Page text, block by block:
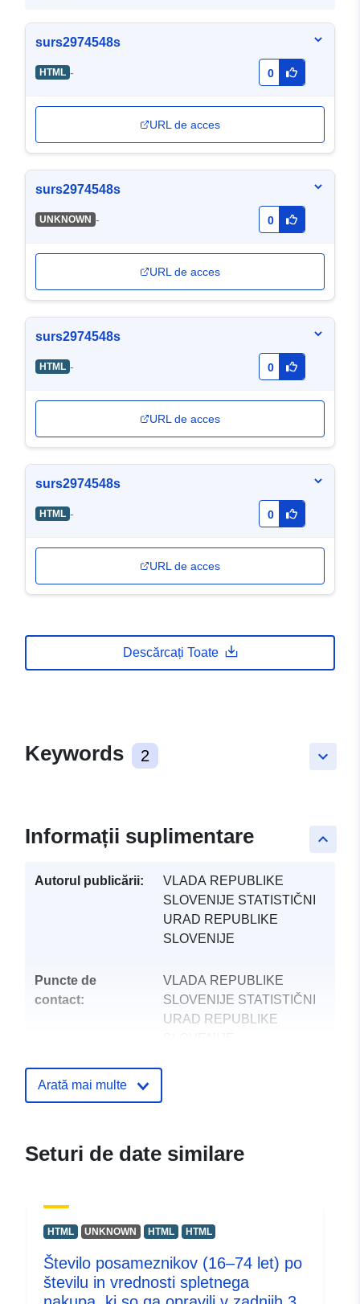
surs2974548s
HTML - 0
URL de acces
surs2974548s
UNKNOWN - 0
URL de acces
surs2974548s
HTML - 0
URL de acces
surs2974548s
HTML - 0
URL de acces
Descărcați Toate
keyboard_arrow_down
Keywords 2
keyboard_arrow_up
Informații suplimentare
Autorul publicării:
VLADA REPUBLIKE
SLOVENIJE STATISTIČNI
URAD REPUBLIKE
SLOVENIJE
Puncte de
contact:
VLADA REPUBLIKE
SLOVENIJE STATISTIČNI
URAD REPUBLIKE
Informații actualizate la data
29 July 2026
uriRef:
Arată mai multe
Seturi de date similare
HTML UNKNOWN HTML HTML
Število posameznikov (16–74 let) po
številu in vrednosti spletnega